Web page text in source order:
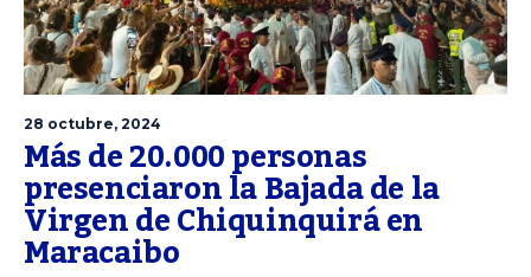
28 octubre, 2024
Más de 20.000 personas
presenciaron la Bajada de la
Virgen de Chiquinquirá en
Maracaibo